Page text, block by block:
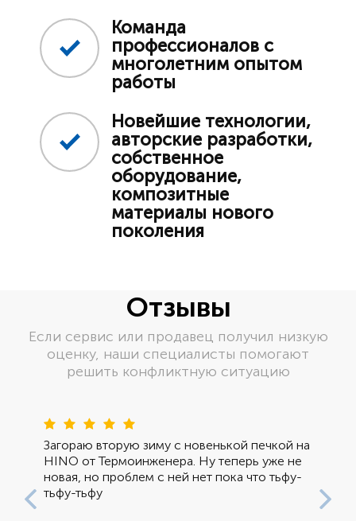
Команда
профессионалов с
многолетним опытом
работы
Новейшие технологии,
авторские разработки,
собственное
оборудование,
композитные
материалы нового
поколения
Отзывы
Если сервис или продавец получил низкую
оценку, наши специалисты помогают
решить конфликтную ситуацию
Загораю вторую зиму с новенькой печкой на
HINO от Термоинженера. Ну теперь уже не
новая, но проблем с ней нет пока что тьфу-
тьфу-тьфу